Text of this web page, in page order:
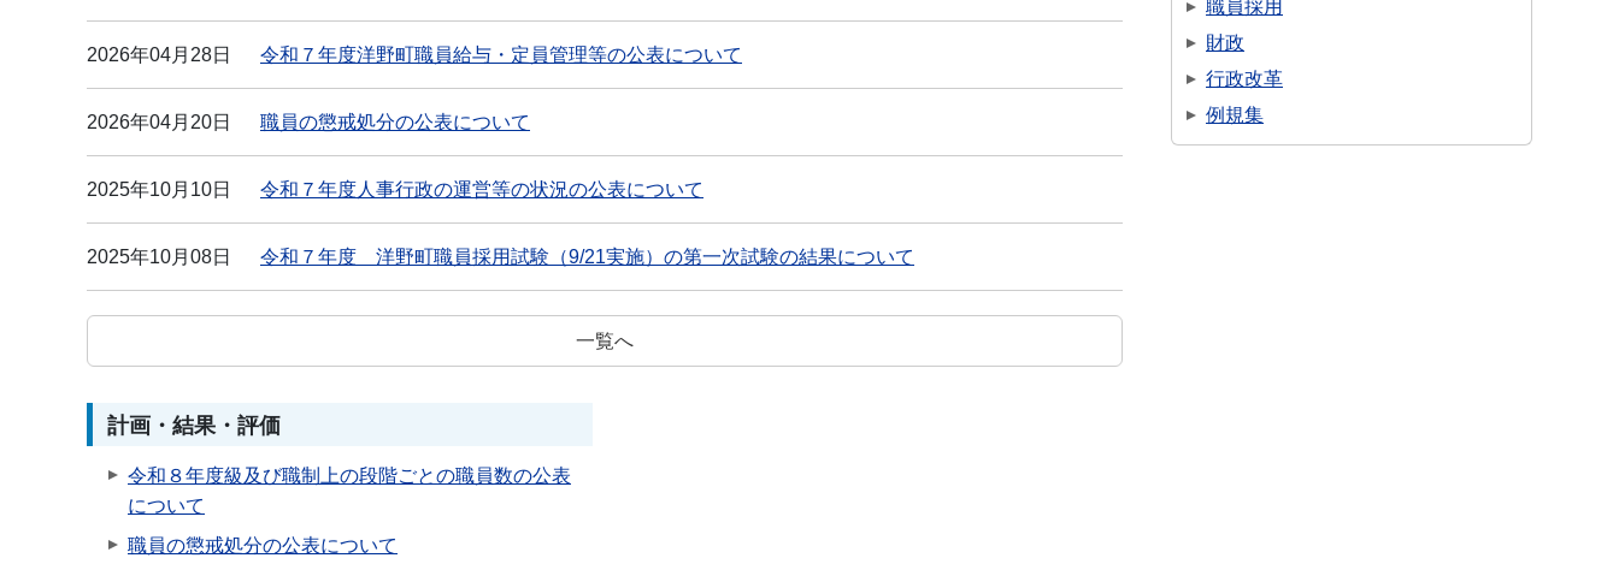
2026年04月28日 令和７年度洋野町職員給与・定員管理等の公表について
2026年04月20日 職員の懲戒処分の公表について
2025年10月10日 令和７年度人事行政の運営等の状況の公表について
2025年10月08日 令和７年度 洋野町職員採用試験（9/21実施）の第一次試験の結果について
一覧へ
計画・結果・評価
令和８年度級及び職制上の段階ごとの職員数の公表
について
職員の懲戒処分の公表について
職員採用
財政
行政改革
例規集